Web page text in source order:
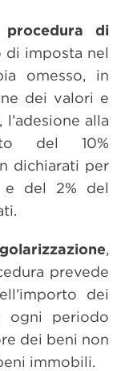
procedura di
imposta nel
omesso, in
dei valori e
alla
del 10%
dichiarati per
del 2% del
,
prevede
dei
ogni periodo
dei beni non
immobili.